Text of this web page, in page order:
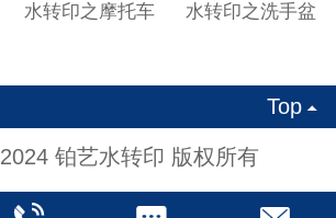
水转印之摩托车 水转印之洗手盆
Top
铂艺水转印 版权所有